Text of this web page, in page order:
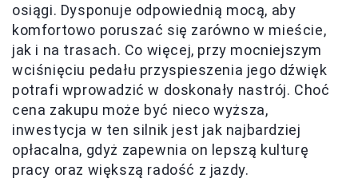
osiągi. Dysponuje odpowiednią mocą, aby
komfortowo poruszać się zarówno w mieście,
jak i na trasach. Co więcej, przy mocniejszym
wciśnięciu pedału przyspieszenia jego dźwięk
potrafi wprowadzić w doskonały nastrój. Choć
cena zakupu może być nieco wyższa,
inwestycja w ten silnik jest jak najbardziej
opłacalna, gdyż zapewnia on lepszą kulturę
pracy oraz większą radość z jazdy.